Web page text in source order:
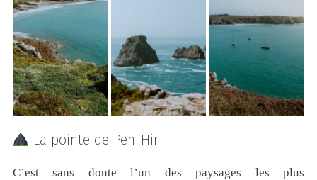
La pointe de Pen-Hir
C’est sans doute l’un des paysages les plus